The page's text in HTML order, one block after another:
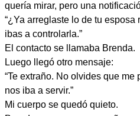
quería mirar, pero una
“¿Ya arreglaste lo de tu
ibas a controlarla.”
El contacto se llamaba Brenda.
Luego llegó otro mensaje:
“Te extraño. No olvides que
nos iba a servir.”
Mi cuerpo se quedó quieto.